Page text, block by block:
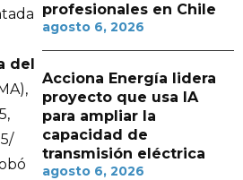
del
profesionales en Chile
agosto 6, 2026
Acciona Energía lidera
proyecto que usa IA
para ampliar la
capacidad de
transmisión eléctrica
agosto 6, 2026